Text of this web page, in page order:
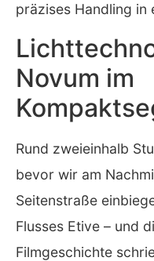
präzises Handling in
Novum im
Rund zweieinhalb
bevor wir am
Seitenstraße
Flusses Etive – und
Filmgeschichte